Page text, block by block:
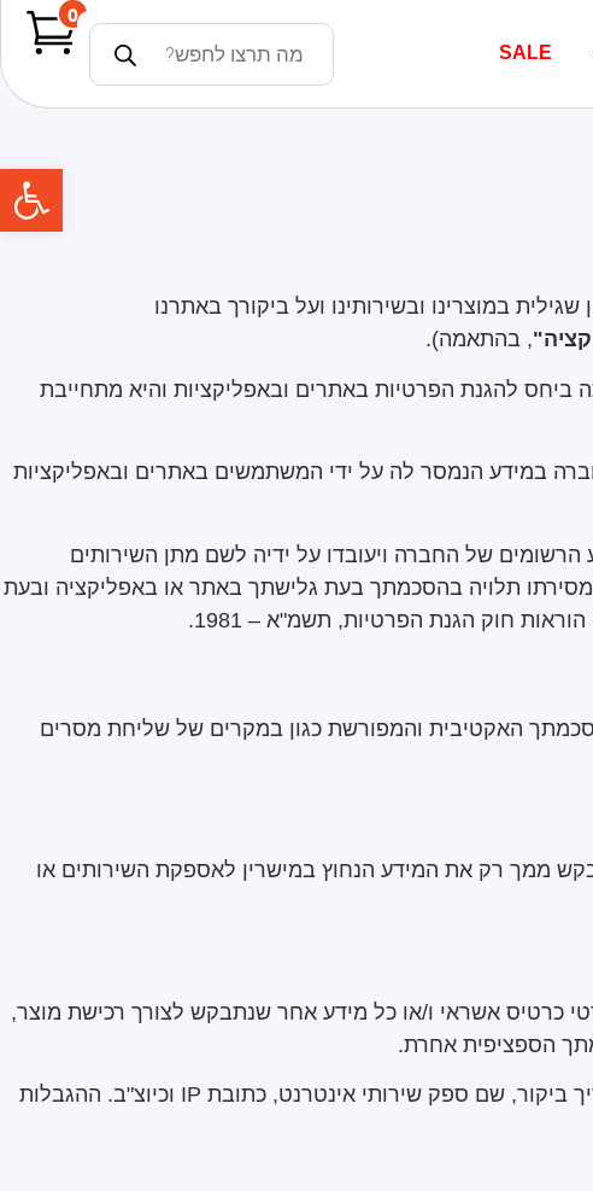
SALE
0
שגילית במוצרינו ובשירותינו ועל ביקורך באתרנו
, בהתאמה).
להגנת הפרטיות באתרים ובאפליקציות והיא מתחייבת
במידע הנמסר לה על ידי המשתמשים באתרים ובאפליקציות
של החברה ויעובדו על ידיה לשם מתן השירותים
תלויה בהסכמתך בעת גלישתך באתר או באפליקציה ובעת
חוק הגנת הפרטיות, תשמ"א – 1981.
האקטיבית והמפורשת כגון במקרים של שליחת מסרים
ממך רק את המידע הנחוץ במישרין לאספקת השירותים או
כרטיס אשראי ו/או כל מידע אחר שנתבקש לצורך רכישת מוצר,
הספציפית אחרת.
חלק מהמידע אינו מזהה אותך אישית ואינו נשמר כחלק מפרטיך, זהו מידע אנונימי שנשמר באופן אוטומטי, כגון: תאריך ביקור, שם ספק שירותי אינטרנט, כתובת IP וכיוצ"ב. ההגבלות